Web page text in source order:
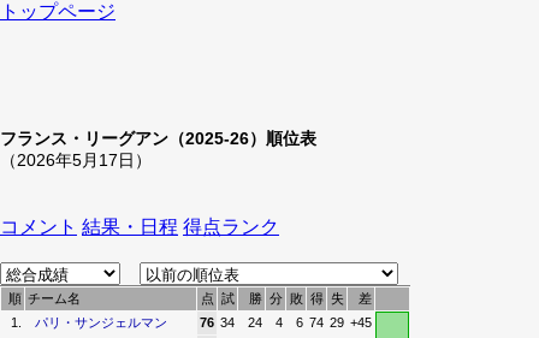
トップページ
フランス・リーグアン（2025-26）順位表
（2026年5月17日）
コメント 結果・日程 得点ランク
順 チーム名 点 試 勝 分 敗 得 失
差
1.
パリ・サンジェルマン 76 34 24 4 6 74 29 +45